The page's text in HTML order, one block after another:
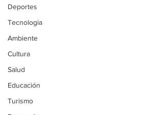
Deportes
Tecnologia
Ambiente
Cultura
Salud
Educación
Turismo